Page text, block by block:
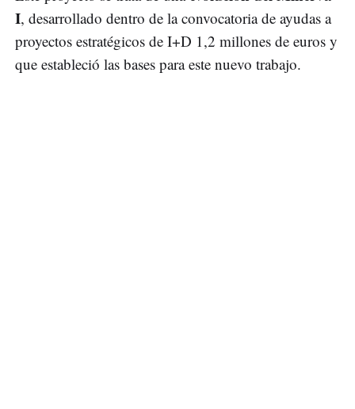
I, desarrollado dentro de la convocatoria de ayudas a
proyectos estratégicos de I+D 1,2 millones de euros y
que estableció las bases para este nuevo trabajo.